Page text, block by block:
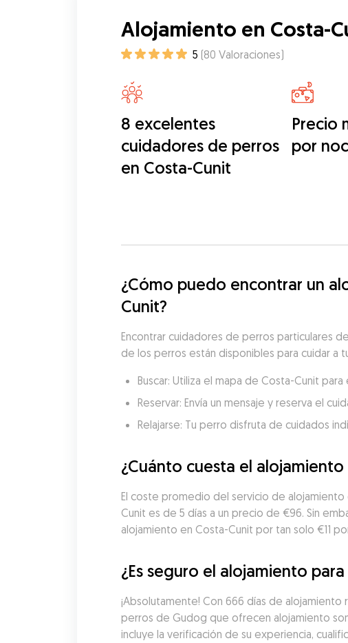
Alojamiento en Costa-
5 (80 Valoraciones)
8 excelentes
cuidadores de perros
en Costa-Cunit
Precio
por
¿Cómo puedo encontrar un
Cunit?
Encontrar cuidadores de perros particulares
de los perros están disponibles para cuidar a
Buscar: Utiliza el mapa de Costa-Cunit
Reservar: Envía un mensaje y reserva el
Relajarse: Tu perro disfruta de cuidados
¿Cuánto cuesta el
El coste promedio del servicio de
Cunit es de 5 días a un precio de €96. Sin
alojamiento en Costa-Cunit por tan solo €11
¿Es seguro el alojamiento
¡Absolutamente! Con 666 días de
perros de Gudog que ofrecen alojamiento
incluye la verificación de su experiencia,